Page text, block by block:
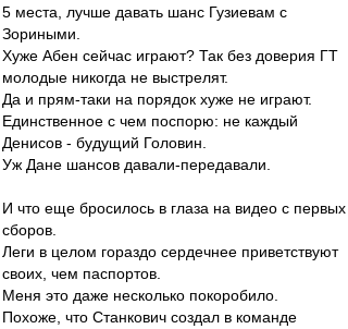
5 места, лучше давать шанс Гузиевам с
Зориными.
Хуже Абен сейчас играют? Так без доверия ГТ
молодые никогда не выстрелят.
Да и прям-таки на порядок хуже не играют.
Единственное с чем поспорю: не каждый
Денисов - будущий Головин.
Уж Дане шансов давали-передавали.
И что еще бросилось в глаза на видео с первых
сборов.
Леги в целом гораздо сердечнее приветствуют
своих, чем паспортов.
Меня это даже несколько покоробило.
Похоже, что Станкович создал в команде